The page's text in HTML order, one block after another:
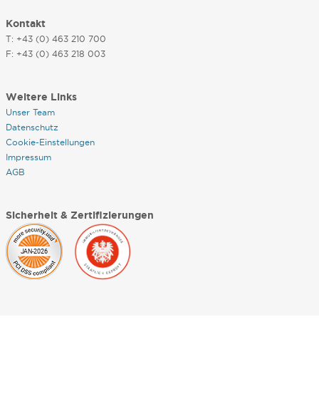
Kontakt
T: +43 (0) 463 210 700
F: +43 (0) 463 218 003
Weitere Links
Unser Team
Datenschutz
Cookie-Einstellungen
Impressum
AGB
Sicherheit & Zertifizierungen